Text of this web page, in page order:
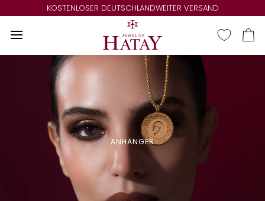
zum
KOSTENLOSER DEUTSCHLANDWEITER VERSAND
ANHÄNGER